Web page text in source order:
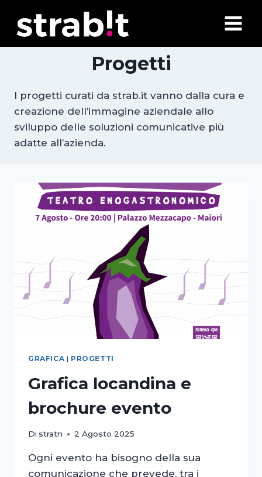
contenuto
Progetti
I progetti curati da strab.it vanno dalla cura e
creazione dell’immagine aziendale allo
sviluppo delle soluzioni comunicative più
adatte all’azienda.
GRAFICA | PROGETTI
Grafica locandina e
brochure evento
Di stratn 2 Agosto 2025
Ogni evento ha bisogno della sua
comunicazione che prevede, tra i